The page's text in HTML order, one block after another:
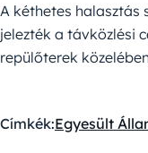
A kéthetes halasztás
jelezték a távközlési
repülőterek
Címkék:Egyesült